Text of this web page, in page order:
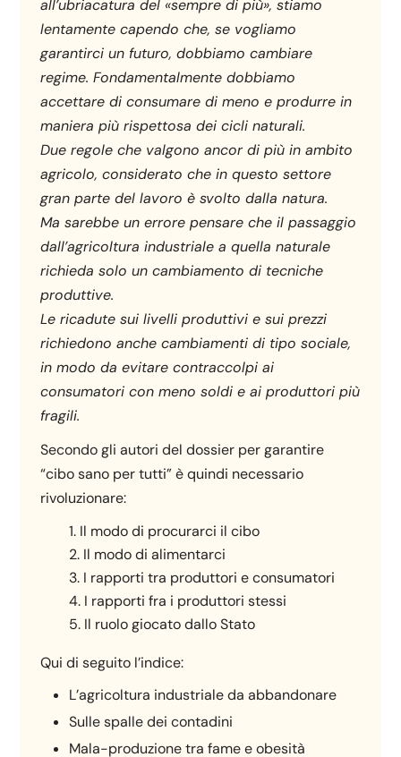
all’ubriacatura del «sempre di più», stiamo
lentamente capendo che, se vogliamo
garantirci un futuro, dobbiamo cambiare
regime. Fondamentalmente dobbiamo
accettare di consumare di meno e produrre in
maniera più rispettosa dei cicli naturali.
Due regole che valgono ancor di più in ambito
agricolo, considerato che in questo settore
gran parte del lavoro è svolto dalla natura.
Ma sarebbe un errore pensare che il passaggio
dall’agricoltura industriale a quella naturale
richieda solo un cambiamento di tecniche
produttive.
Le ricadute sui livelli produttivi e sui prezzi
richiedono anche cambiamenti di tipo sociale,
in modo da evitare contraccolpi ai
consumatori con meno soldi e ai produttori più
fragili.
Secondo gli autori del dossier per garantire
“cibo sano per tutti” è quindi necessario
rivoluzionare:
Il modo di procurarci il cibo
Il modo di alimentarci
I rapporti tra produttori e consumatori
I rapporti fra i produttori stessi
Il ruolo giocato dallo Stato
Qui di seguito l’indice:
L’agricoltura industriale da abbandonare
Sulle spalle dei contadini
Mala-produzione tra fame e obesità